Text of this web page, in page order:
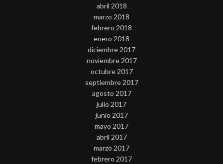
abril 2018
marzo 2018
febrero 2018
enero 2018
diciembre 2017
noviembre 2017
octubre 2017
septiembre 2017
agosto 2017
julio 2017
junio 2017
mayo 2017
abril 2017
marzo 2017
febrero 2017